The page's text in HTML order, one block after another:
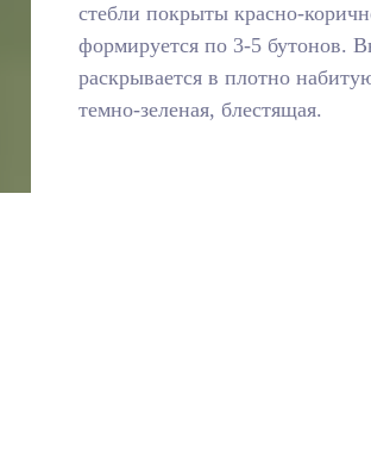
стебли покрыты красно-
формируется по 3-5 бутонов.
раскрывается в плотно
темно-зеленая, блестящая.